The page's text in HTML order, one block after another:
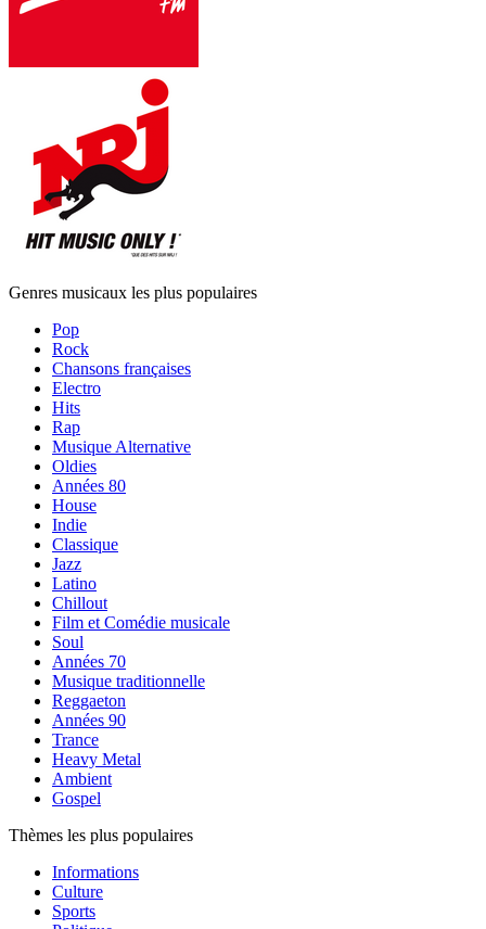
Genres musicaux les plus populaires
Pop
Rock
Chansons françaises
Electro
Hits
Rap
Musique Alternative
Oldies
Années 80
House
Indie
Classique
Jazz
Latino
Chillout
Film et Comédie musicale
Soul
Années 70
Musique traditionnelle
Reggaeton
Années 90
Trance
Heavy Metal
Ambient
Gospel
Thèmes les plus populaires
Informations
Culture
Sports